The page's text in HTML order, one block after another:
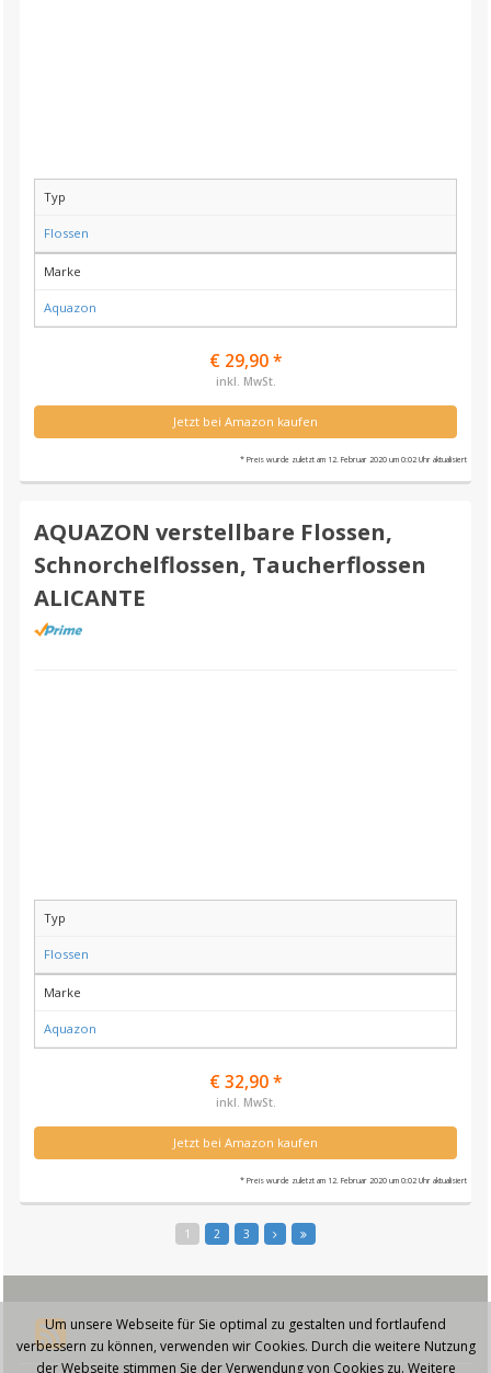
Typ
Flossen
Marke
Aquazon
€ 29,90 *
inkl. MwSt.
Jetzt bei Amazon kaufen
* Preis wurde zuletzt am 12. Februar 2020 um 0:02 Uhr aktualisiert
AQUAZON verstellbare Flossen,
Schnorchelflossen, Taucherflossen
ALICANTE
Typ
Flossen
Marke
Aquazon
€ 32,90 *
inkl. MwSt.
Jetzt bei Amazon kaufen
* Preis wurde zuletzt am 12. Februar 2020 um 0:02 Uhr aktualisiert
1 2 3
Um unsere Webseite für Sie optimal zu gestalten und fortlaufend
verbessern zu können, verwenden wir Cookies. Durch die weitere Nutzung
der Webseite stimmen Sie der Verwendung von Cookies zu. Weitere